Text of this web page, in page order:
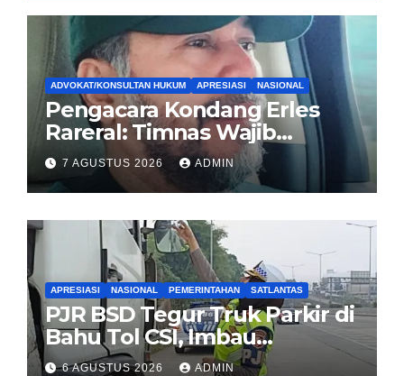
ADVOKAT/KONSULTAN HUKUM APRESIASI NASIONAL
Pengacara Kondang Erles
Rareral: Timnas Wajib
Menang Lawan Singapura,
Jadi Kado HUT Kemerdekaan
untuk Rakyat
7 AGUSTUS 2026 ADMIN
APRESIASI NASIONAL PEMERINTAHAN SATLANTAS
PJR BSD Tegur Truk Parkir di
Bahu Tol CSI, Imbau
Pengendara Tertib
6 AGUSTUS 2026 ADMIN